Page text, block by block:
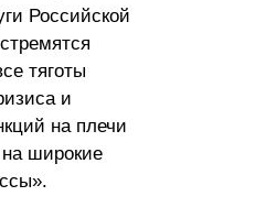
Российской
тяготы
и
на плечи
широкие